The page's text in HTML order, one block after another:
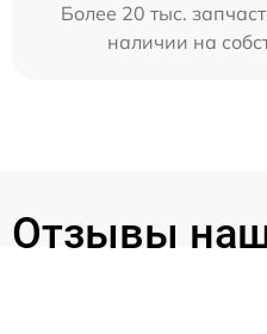
Более 20 тыс.
наличии на
Отзывы